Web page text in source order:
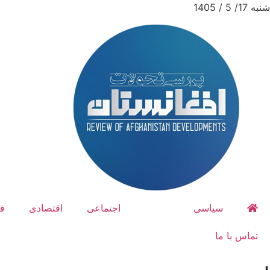
شنبه 17/ 5 / 1405
سیاسی اجتماعی اقتصادی
تماس با ما